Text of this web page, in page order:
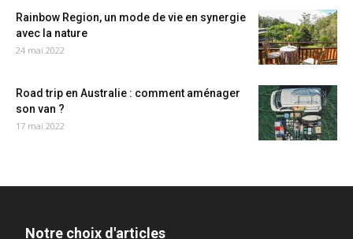
Rainbow Region, un mode de vie en synergie
avec la nature
24 mai 2022
Road trip en Australie : comment aménager
son van ?
17 mai 2022
Notre choix d'articles